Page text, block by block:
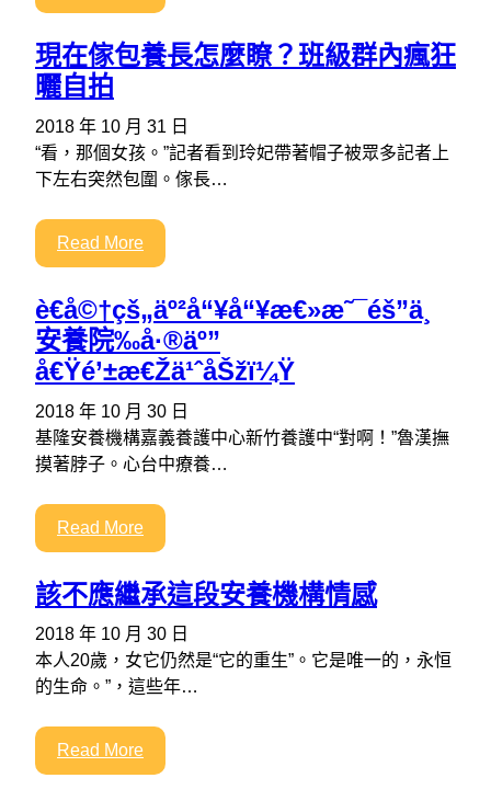
現在傢包養長怎麼瞭？班級群內瘋狂
曬自拍
2018 年 10 月 31 日
“看，那個女孩。”記者看到玲妃帶著帽子被眾多記者上
下左右突然包圍。傢長…
Read More
è€å©†çš„äº²å“¥å“¥æ€»æ˜¯éš”ä¸
安養院‰å·®äº”
å€Ÿé’±æ€Žä¹ˆåŠžï¼Ÿ
2018 年 10 月 30 日
基隆安養機構嘉義養護中心新竹養護中“對啊！”魯漢撫
摸著脖子。心台中療養…
Read More
該不應繼承這段安養機構情感
2018 年 10 月 30 日
本人20歲，女它仍然是“它的重生”。它是唯一的，永恒
的生命。”，這些年…
Read More